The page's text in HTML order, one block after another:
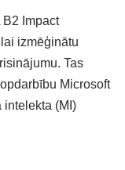
Impact
izmēģinātu
Tas
Microsoft
intelekta (MI)